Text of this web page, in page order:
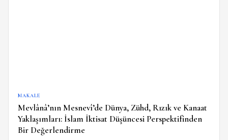
MAKALE
Mevlânâ’nın Mesnevî’de Dünya, Zühd, Rızık ve Kanaat
Yaklaşımları: İslam İktisat Düşüncesi Perspektifinden
Bir Değerlendirme